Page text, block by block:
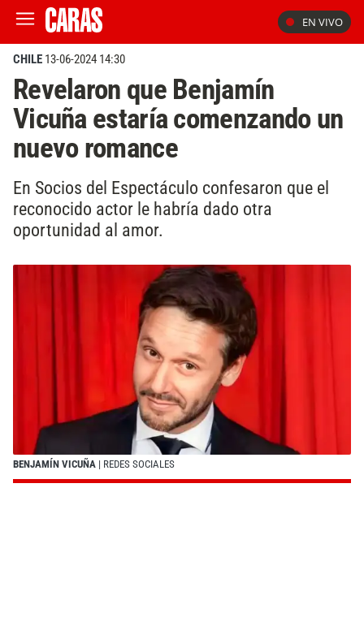
EN VIVO
CHILE 13-06-2024 14:30
Revelaron que Benjamín
Vicuña estaría comenzando un
nuevo romance
En Socios del Espectáculo confesaron que el
reconocido actor le habría dado otra
oportunidad al amor.
BENJAMÍN VICUÑA | REDES SOCIALES